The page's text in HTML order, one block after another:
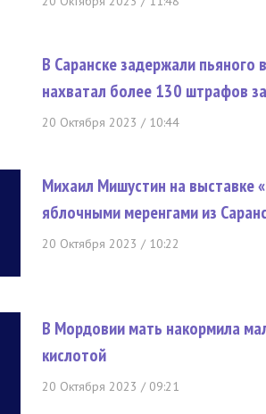
В Саранске задержали пьяного
нахватал более 130 штрафов
20 Октября 2023 / 10:44
Михаил Мишустин на выставке
яблочными меренгами из
20 Октября 2023 / 10:22
В Мордовии мать накормила
кислотой
20 Октября 2023 / 09:21